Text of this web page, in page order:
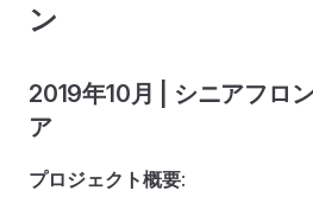
ン
2019年10月 | シニアフロ
ア
プロジェクト概要: